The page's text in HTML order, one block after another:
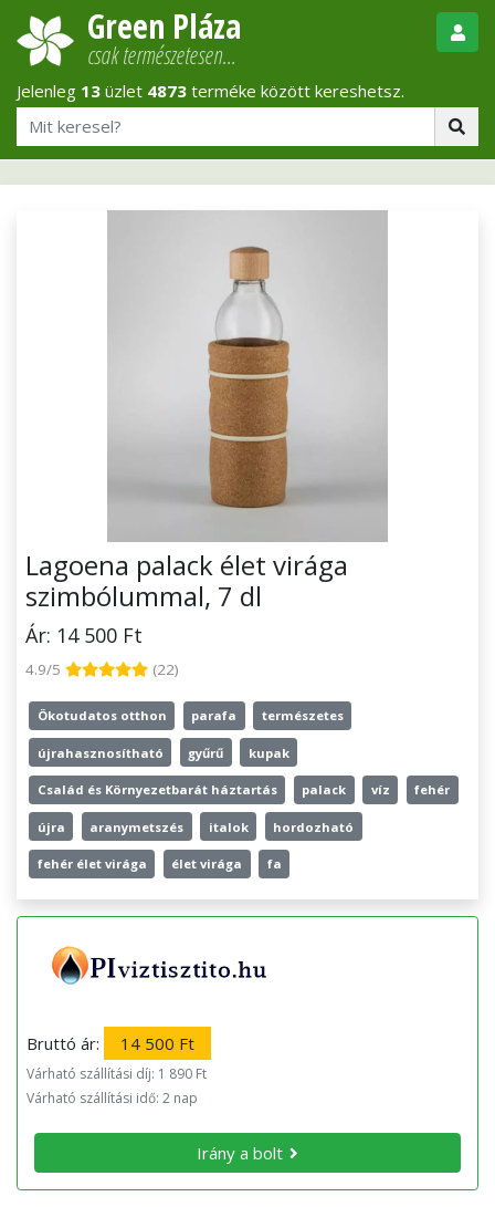
Green Pláza
csak természetesen…
Jelenleg 13 üzlet 4873 terméke között kereshetsz.
Lagoena palack élet virága
szimbólummal, 7 dl
Ár: 14 500 Ft
4.9/5 (22)
Ökotudatos otthon parafa természetes
újrahasznosítható gyűrű kupak
Család és Környezetbarát háztartás palack víz fehér
újra aranymetszés italok hordozható
fehér élet virága élet virága fa
Bruttó ár: 14 500 Ft
Várható szállítási díj: 1 890 Ft
Várható szállítási idő: 2 nap
Irány a bolt